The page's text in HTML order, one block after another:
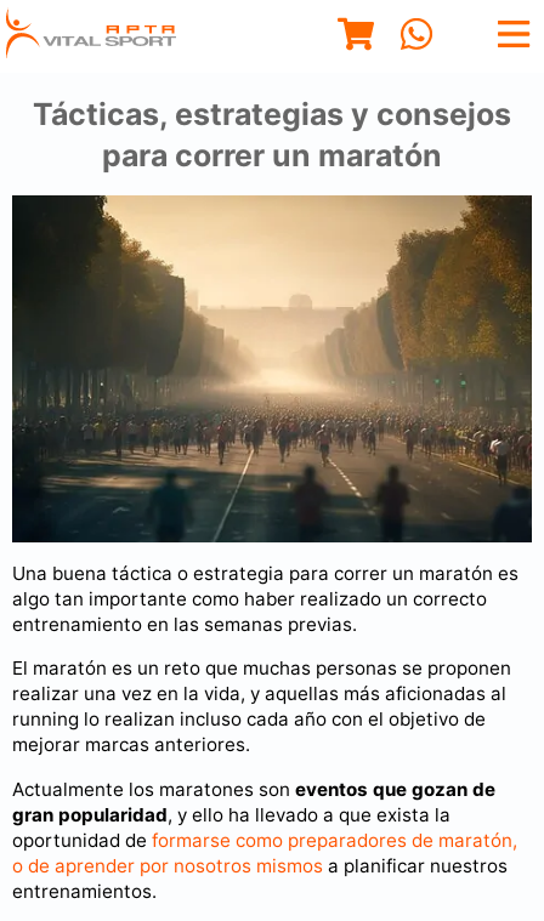
Tácticas, estrategias y consejos
para correr un maratón
Una buena táctica o estrategia para correr un maratón es
algo tan importante como haber realizado un correcto
entrenamiento en las semanas previas.
El maratón es un reto que muchas personas se proponen
realizar una vez en la vida, y aquellas más aficionadas al
running lo realizan incluso cada año con el objetivo de
mejorar marcas anteriores.
Actualmente los maratones son eventos que gozan de
gran popularidad, y ello ha llevado a que exista la
oportunidad de formarse como preparadores de maratón,
o de aprender por nosotros mismos a planificar nuestros
entrenamientos.